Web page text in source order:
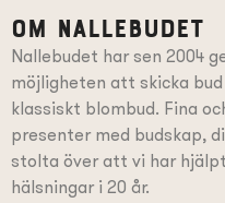
Om Nallebudet
Nallebudet har sen 2004
möjligheten att skicka
klassiskt blombud. Fina
presentermed budskap,
stolta över att vi har
hälsningar i 20 år.